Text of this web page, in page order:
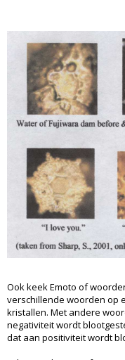
Ook keek Emoto of
verschillende woorden op
kristallen. Met andere
negativiteit wordt
dat aan positiviteit wordt